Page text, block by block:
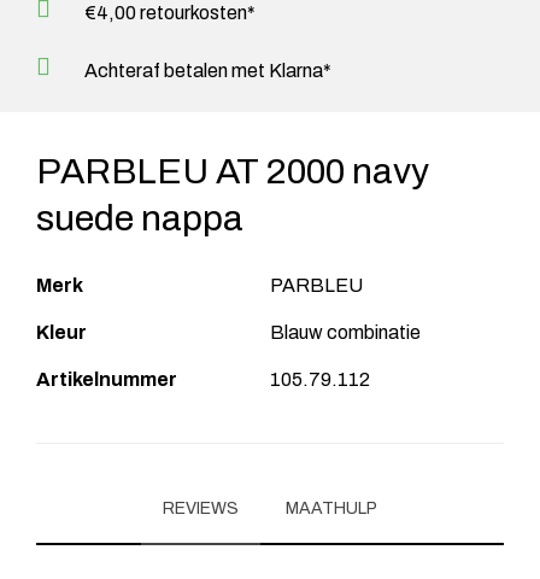
€4,00 retourkosten*
Achteraf betalen met Klarna*
PARBLEU AT 2000 navy
suede nappa
Merk PARBLEU
Kleur Blauw combinatie
Artikelnummer 105.79.112
REVIEWS MAATHULP